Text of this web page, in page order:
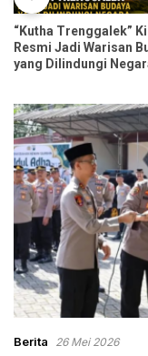
“Kutha Trenggalek”
Resmi Jadi Warisan
yang Dilindungi
Berita 26 Mei 2026